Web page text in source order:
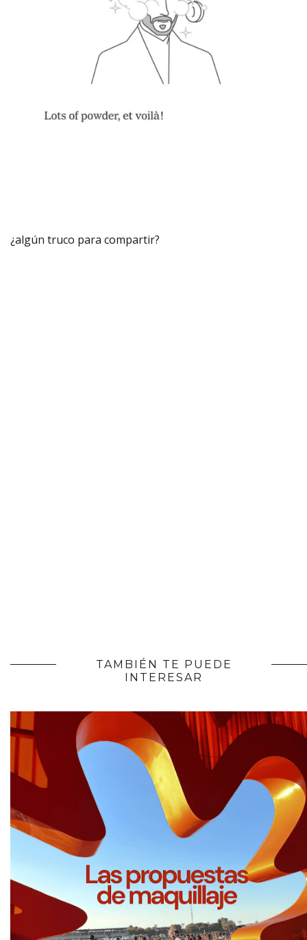
¿algún truco para compartir?
TAMBIÉN TE PUEDE
INTERESAR